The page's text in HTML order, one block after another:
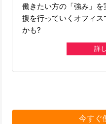
働きたい方の「強み」
援を行っていくオフィ
かも?
詳
今すぐ